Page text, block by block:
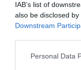
IAB’s list of
also be disclosed
Downstream
Personal Data
Αυτή η
νύχτα
Αλεξανδρή